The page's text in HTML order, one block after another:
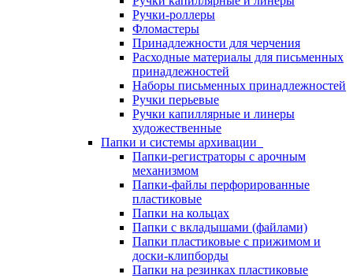
Ручки-роллеры
Фломастеры
Принадлежности для черчения
Расходные материалы для письменных
принадлежностей
Наборы письменных принадлежностей
Ручки перьевые
Ручки капиллярные и линеры
художественные
Папки и системы архивации
Папки-регистраторы с арочным
механизмом
Папки-файлы перфорированные
пластиковые
Папки на кольцах
Папки с вкладышами (файлами)
Папки пластиковые с прижимом и
доски-клипборды
Папки на резинках пластиковые